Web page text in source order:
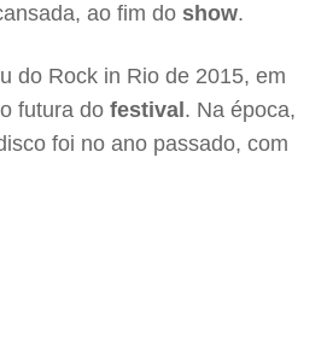
ao fim do show.
do Rock in Rio de 2015, em
futura do festival . Na época,
foi no ano passado, com